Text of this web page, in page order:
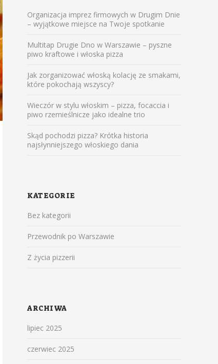
Organizacja imprez firmowych w Drugim Dnie
– wyjątkowe miejsce na Twoje spotkanie
Multitap Drugie Dno w Warszawie – pyszne
piwo kraftowe i włoska pizza
Jak zorganizować włoską kolację ze smakami,
które pokochają wszyscy?
Wieczór w stylu włoskim – pizza, focaccia i
piwo rzemieślnicze jako idealne trio
Skąd pochodzi pizza? Krótka historia
najsłynniejszego włoskiego dania
KATEGORIE
Bez kategorii
Przewodnik po Warszawie
Z życia pizzerii
ARCHIWA
lipiec 2025
czerwiec 2025